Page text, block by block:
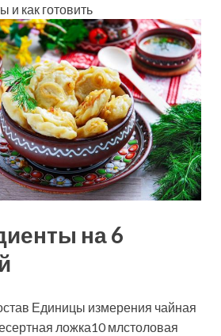
и как готовить
на 6
Единицы измерения чайная
ложка10 млстоловая